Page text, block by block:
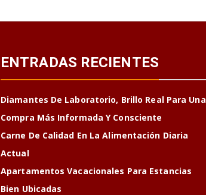
ENTRADAS RECIENTES
Diamantes De Laboratorio, Brillo Real Para Una
Compra Más Informada Y Consciente
Carne De Calidad En La Alimentación Diaria
Actual
Apartamentos Vacacionales Para Estancias
Bien Ubicadas